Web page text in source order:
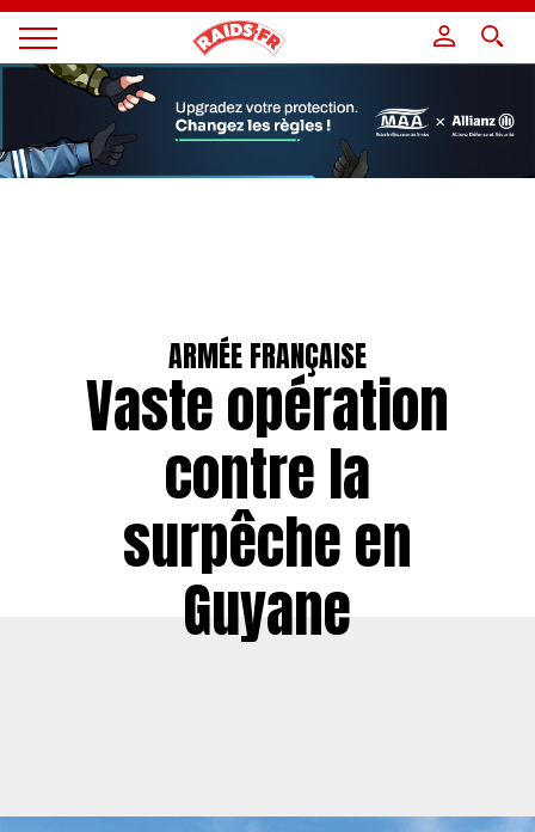
Magazine
Raids
ARMÉE FRANÇAISE
Vaste opération
contre la
surpêche en
Guyane
Panneau de gestion des cookies